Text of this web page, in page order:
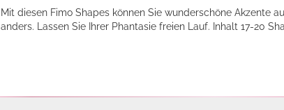
Mit diesen Fimo Shapes können Sie wunderschöne Akzente
anders. Lassen Sie Ihrer Phantasie freien Lauf. Inhalt 17-20